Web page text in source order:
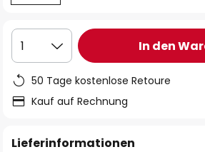
1 In den
50 Tage kostenlose Retoure
Kauf auf Rechnung
Lieferinformationen